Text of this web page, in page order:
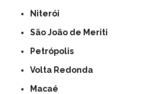
Niterói
São João de Meriti
Petrópolis
Volta Redonda
Macaé